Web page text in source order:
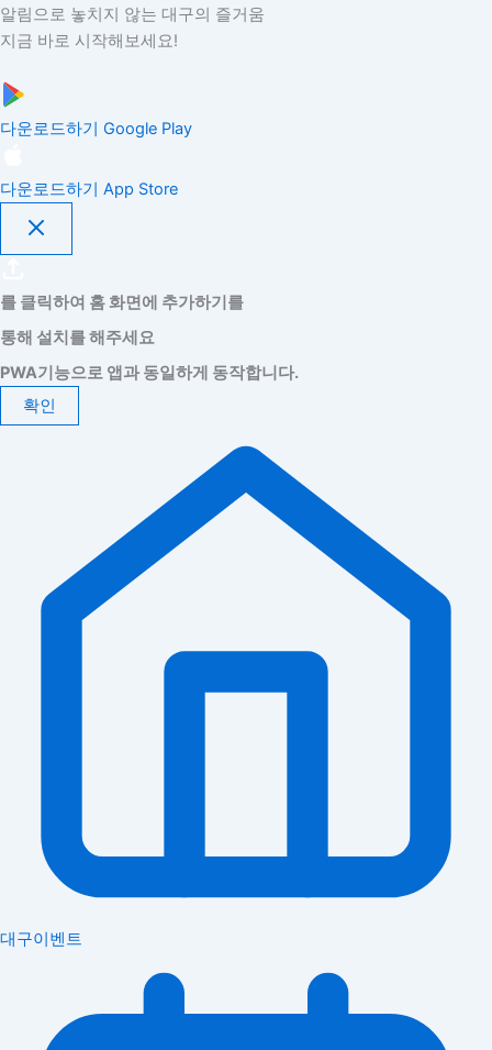
알림으로 놓치지 않는 대구의 즐거움
지금 바로 시작해보세요!
다운로드하기 Google Play
다운로드하기 App Store
를 클릭하여 홈 화면에 추가하기를
통해 설치를 해주세요
PWA기능으로 앱과 동일하게 동작합니다.
확인
대구이벤트